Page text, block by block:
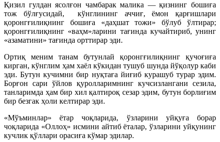
Қизил гулдан ясолғон чамбарак малика — қизнинг бошиға
тож бўлғусидай, кўнглининг аччиғ, ёмон қарғишлари
қоронгғилиқнинг бошиға «даҳшат тожи» бўлуб ўлтирар;
қоронгғилиқнинг «ваҳм»ларини тағинда кучайтириб, унинг
«азаматини» тағинда орттирар эди.
Ортиқ меним танам бутунлай қоронгғилиқнинг қучоғиға
кирган, кўнглим ҳам хаёл кўкидан тушуб шунда йўқолур каби
эди. Бутун кучимни бир нуқтаға йиғиб курашуб турар эдим.
Борғон сари ўйлов қуролларимнинг кучсизлангани сезила,
танларимда ҳам бир хил қалтироқ сезар эдим, бутун борлиғим
бир безгак ҳоли келтирар эди.
«Мўъминлар» ётар чоқларида, ўзларини уйқуға борар
чоқларида «Оллоҳ» исмини айтиб ёталар, ўзларини уйқунинг
кучлик қўллари орасиға кўмар эдилар.